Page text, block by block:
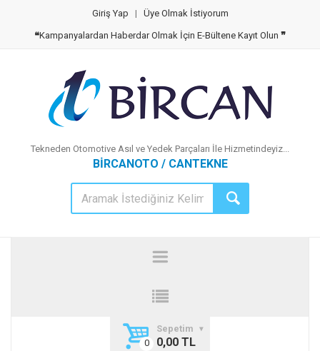
Giriş Yap | Üye Olmak İstiyorum
❝Kampanyalardan Haberdar Olmak İçin E-Bültene Kayıt Olun ❞
Tekneden Otomotive Asıl ve Yedek Parçaları İle Hizmetindeyiz...
BİRCANOTO / CANTEKNE
Sepetim
0,00 TL